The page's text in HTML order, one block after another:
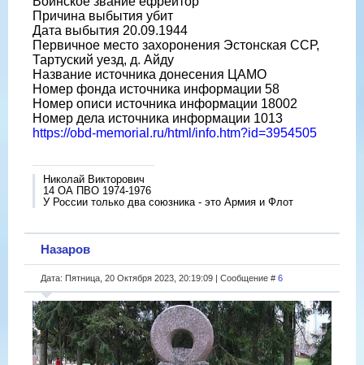
Причина выбытия убит
Дата выбытия 20.09.1944
Первичное место захоронения Эстонская ССР,
Тартуский уезд, д. Айду
Название источника донесения ЦАМО
Номер фонда источника информации 58
Номер описи источника информации 18002
Номер дела источника информации 1013
https://obd-memorial.ru/html/info.htm?id=3954505
Николай Викторович
14 ОА ПВО 1974-1976
У России только два союзника - это Армия и Флот
Назаров
Дата: Пятница, 20 Октября 2023, 20:19:09 | Сообщение # 6